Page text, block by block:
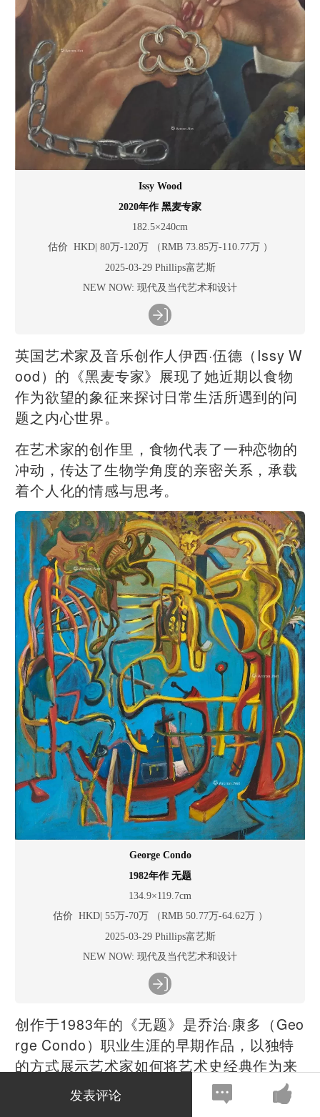
Issy Wood
2020年作 黑麦专家
182.5×240cm
估价 HKD| 80万-120万 （RMB 73.85万-110.77万 ）
2025-03-29 Phillips富艺斯
NEW NOW: 现代及当代艺术和设计
英国艺术家及音乐创作人伊西·伍德（Issy W
ood）的《黑麦专家》展现了她近期以食物
作为欲望的象征来探讨日常生活所遇到的问
题之内心世界。
在艺术家的创作里，食物代表了一种恋物的
冲动，传达了生物学角度的亲密关系，承载
着个人化的情感与思考。
George Condo
1982年作 无题
134.9×119.7cm
估价 HKD| 55万-70万 （RMB 50.77万-64.62万 ）
2025-03-29 Phillips富艺斯
NEW NOW: 现代及当代艺术和设计
创作于1983年的《无题》是乔治·康多（Geo
rge Condo）职业生涯的早期作品，以独特
的方式展示艺术家如何将艺术史经典作为来
源和出发点进行创作，通过挪用立体主义的
断裂空间、未来主义的律动线条，以及超现
发表评论